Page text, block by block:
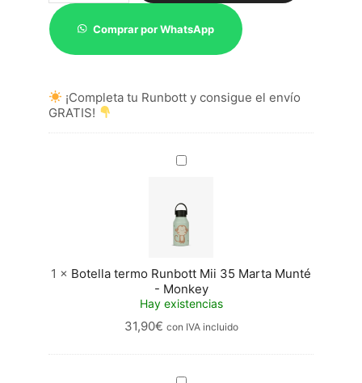
Escudo
Atleti
Menta
cantidad
Comprar por WhatsApp
¡Completa tu Runbott y consigue el envío
GRATIS!
Botella
Mii
35
Marta
-
Monkey
1 × Botella termo Runbott Mii 35 Marta Munté
- Monkey
Hay existencias
31,90€ con IVA incluido